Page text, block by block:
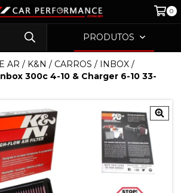
0
PRODUTOS
AR / K&N / CARROS / INBOX /
300c 4-10 & Charger 6-10 33-